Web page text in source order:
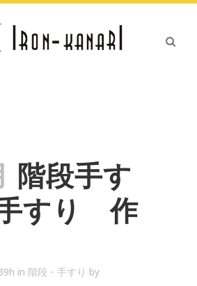
階段手す
すり 作
in 階段・手すり by